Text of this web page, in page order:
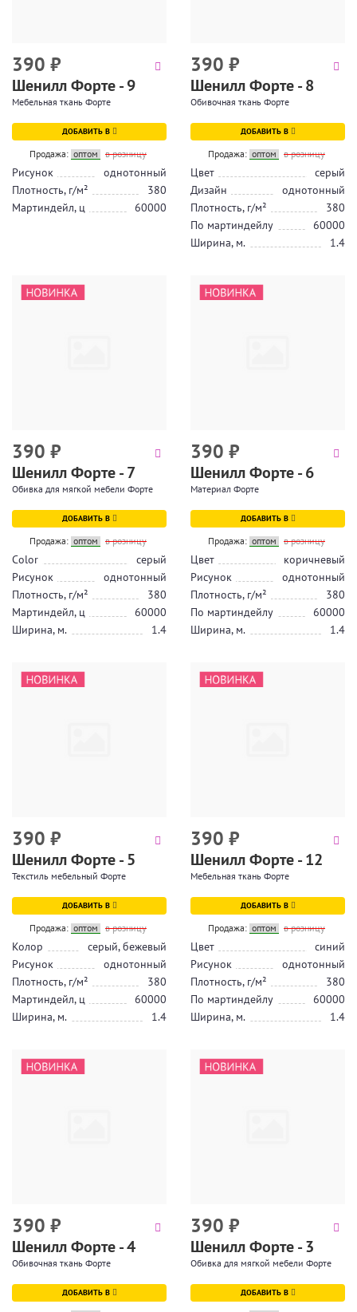
390 ₽
Шенилл Форте - 9
Мебельная ткань Форте
ДОБАВИТЬ В
Продажа: оптом в розницу
Рисунок
однотонный
Плотность, г/м²
380
Мартиндейл, ц
60000
390 ₽
Шенилл Форте - 8
Обивочная ткань Форте
ДОБАВИТЬ В
Продажа: оптом в розницу
Цвет
серый
Дизайн
однотонный
Плотность, г/м²
380
По мартиндейлу
60000
Ширина, м.
1.4
390 ₽
Шенилл Форте - 7
Обивка для мягкой мебели Форте
ДОБАВИТЬ В
Продажа: оптом в розницу
Color
серый
Рисунок
однотонный
Плотность, г/м²
380
Мартиндейл, ц
60000
Ширина, м.
1.4
390 ₽
Шенилл Форте - 6
Материал Форте
ДОБАВИТЬ В
Продажа: оптом в розницу
Цвет
коричневый
Рисунок
однотонный
Плотность, г/м²
380
По мартиндейлу
60000
Ширина, м.
1.4
390 ₽
Шенилл Форте - 5
Текстиль мебельный Форте
ДОБАВИТЬ В
Продажа: оптом в розницу
Колор
серый, бежевый
Рисунок
однотонный
Плотность, г/м²
380
Мартиндейл, ц
60000
Ширина, м.
1.4
390 ₽
Шенилл Форте - 12
Мебельная ткань Форте
ДОБАВИТЬ В
Продажа: оптом в розницу
Цвет
синий
Рисунок
однотонный
Плотность, г/м²
380
По мартиндейлу
60000
Ширина, м.
1.4
390 ₽
Шенилл Форте - 4
Обивочная ткань Форте
ДОБАВИТЬ В
390 ₽
Шенилл Форте - 3
Обивка для мягкой мебели Форте
ДОБАВИТЬ В